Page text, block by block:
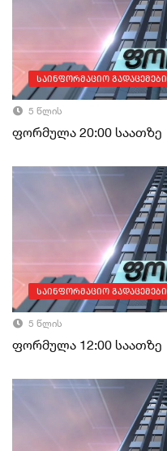
საინფორმაციო გადაცემები
5 წლის
ფორმულა 20:00 საათზე
საინფორმაციო გადაცემები
5 წლის
ფორმულა 12:00 საათზე